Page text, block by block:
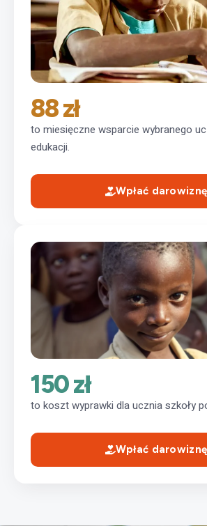
88 zł
to miesięczne wsparcie wybranego
edukacji.
Wpłać darowiznę
150 zł
to koszt wyprawki dla ucznia szkoły
Wpłać darowiznę